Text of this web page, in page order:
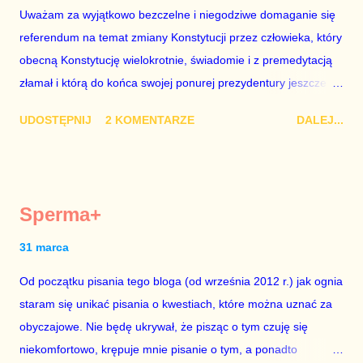
z roku 1951, czyli czasów stalinizmu. To pewnie dlatego, że nie
chciało mu przejść przez gardło pochwalenie gospodarczej
sytuacji naszego kraju z lat 2007-2015. Bardzo to małe i
smutne – niegodne premiera polskiego rządu. Generalnie, M...
Uważam za wyjątkowo bezczelne i niegodziwe domaganie się
referendum na temat zmiany Konstytucji przez człowieka, który
obecną Konstytucję wielokrotnie, świadomie i z premedytacją
złamał i którą do końca swojej ponurej prezydentury jeszcze
trwało pół roku, lokal do głosowania znajdował się w
mojej zgody. Prezydent Andrzej Duda zapowiedział, że złoży do
Senatu wniosek o dwudniowe referendum, które miałoby odbyć
nie chce – ani partia rządząca, ani partie opozycyjne. Jeśli w
siedzibie PiS zapadnie decyzja, aby głosować zgodnie z wolą
Dudy, obowiązkiem każdego przyzwoitego człowieka i
szanującego podstawowe reguły demokraty jest takie
UDOSTĘPNIJ 2 KOMENTARZE DALEJ...
Sperma+
31 marca
Od początku pisania tego bloga (od września 2012 r.) jak ognia
staram się unikać pisania o kwestiach, które można uznać za
obyczajowe. Nie będę ukrywał, że pisząc o tym czuję się
niekomfortowo, krępuje mnie pisanie o tym, a ponadto